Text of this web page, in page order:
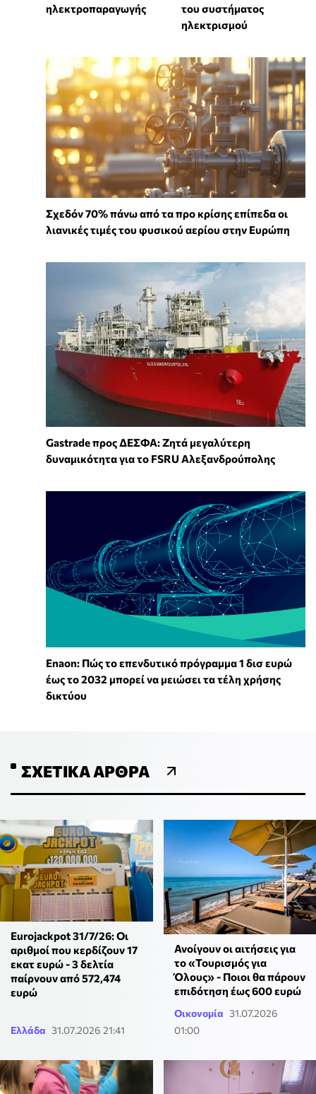
ηλεκτροπαραγωγής
του συστήματος
ηλεκτρισμού
Σχεδόν 70% πάνω από τα προ κρίσης επίπεδα οι
λιανικές τιμές του φυσικού αερίου στην Ευρώπη
Gastrade προς ΔΕΣΦΑ: Ζητά μεγαλύτερη
δυναμικότητα για το FSRU Αλεξανδρούπολης
Enaon: Πώς το επενδυτικό πρόγραμμα 1 δισ ευρώ
έως το 2032 μπορεί να μειώσει τα τέλη χρήσης
δικτύου
ΣΧΕΤΙΚΆ ΆΡΘΡΑ
Eurojackpot 31/7/26: Οι
αριθμοί που κερδίζουν 17
εκατ ευρώ - 3 δελτία
παίρνουν από 572,474
ευρώ
Ελλάδα 31.07.2026 21:41
Ανοίγουν οι αιτήσεις για
το «Τουρισμός για
Όλους» - Ποιοι θα πάρουν
επιδότηση έως 600 ευρώ
Οικονομία 31.07.2026
01:00